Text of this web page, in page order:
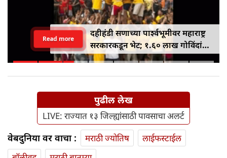
दहीहंडी सणाच्या पार्श्वभूमीवर महाराष्ट्र
सरकारकडून भेट; १.६० लाख गोविंदांना
१० लाख रुपयांपर्यंतचे विमा संरक्षण
Read more
पुढील लेख
LIVE: राज्यात १३ जिल्ह्यांसाठी पावसाचा अलर्ट
वेबदुनिया वर वाचा : मराठी ज्योतिष
लाईफस्टाईल